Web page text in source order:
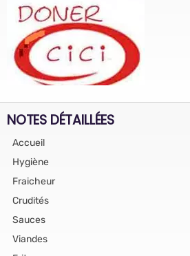
NOTES DÉTAILLÉES
Accueil
Hygiène
Fraicheur
Crudités
Sauces
Viandes